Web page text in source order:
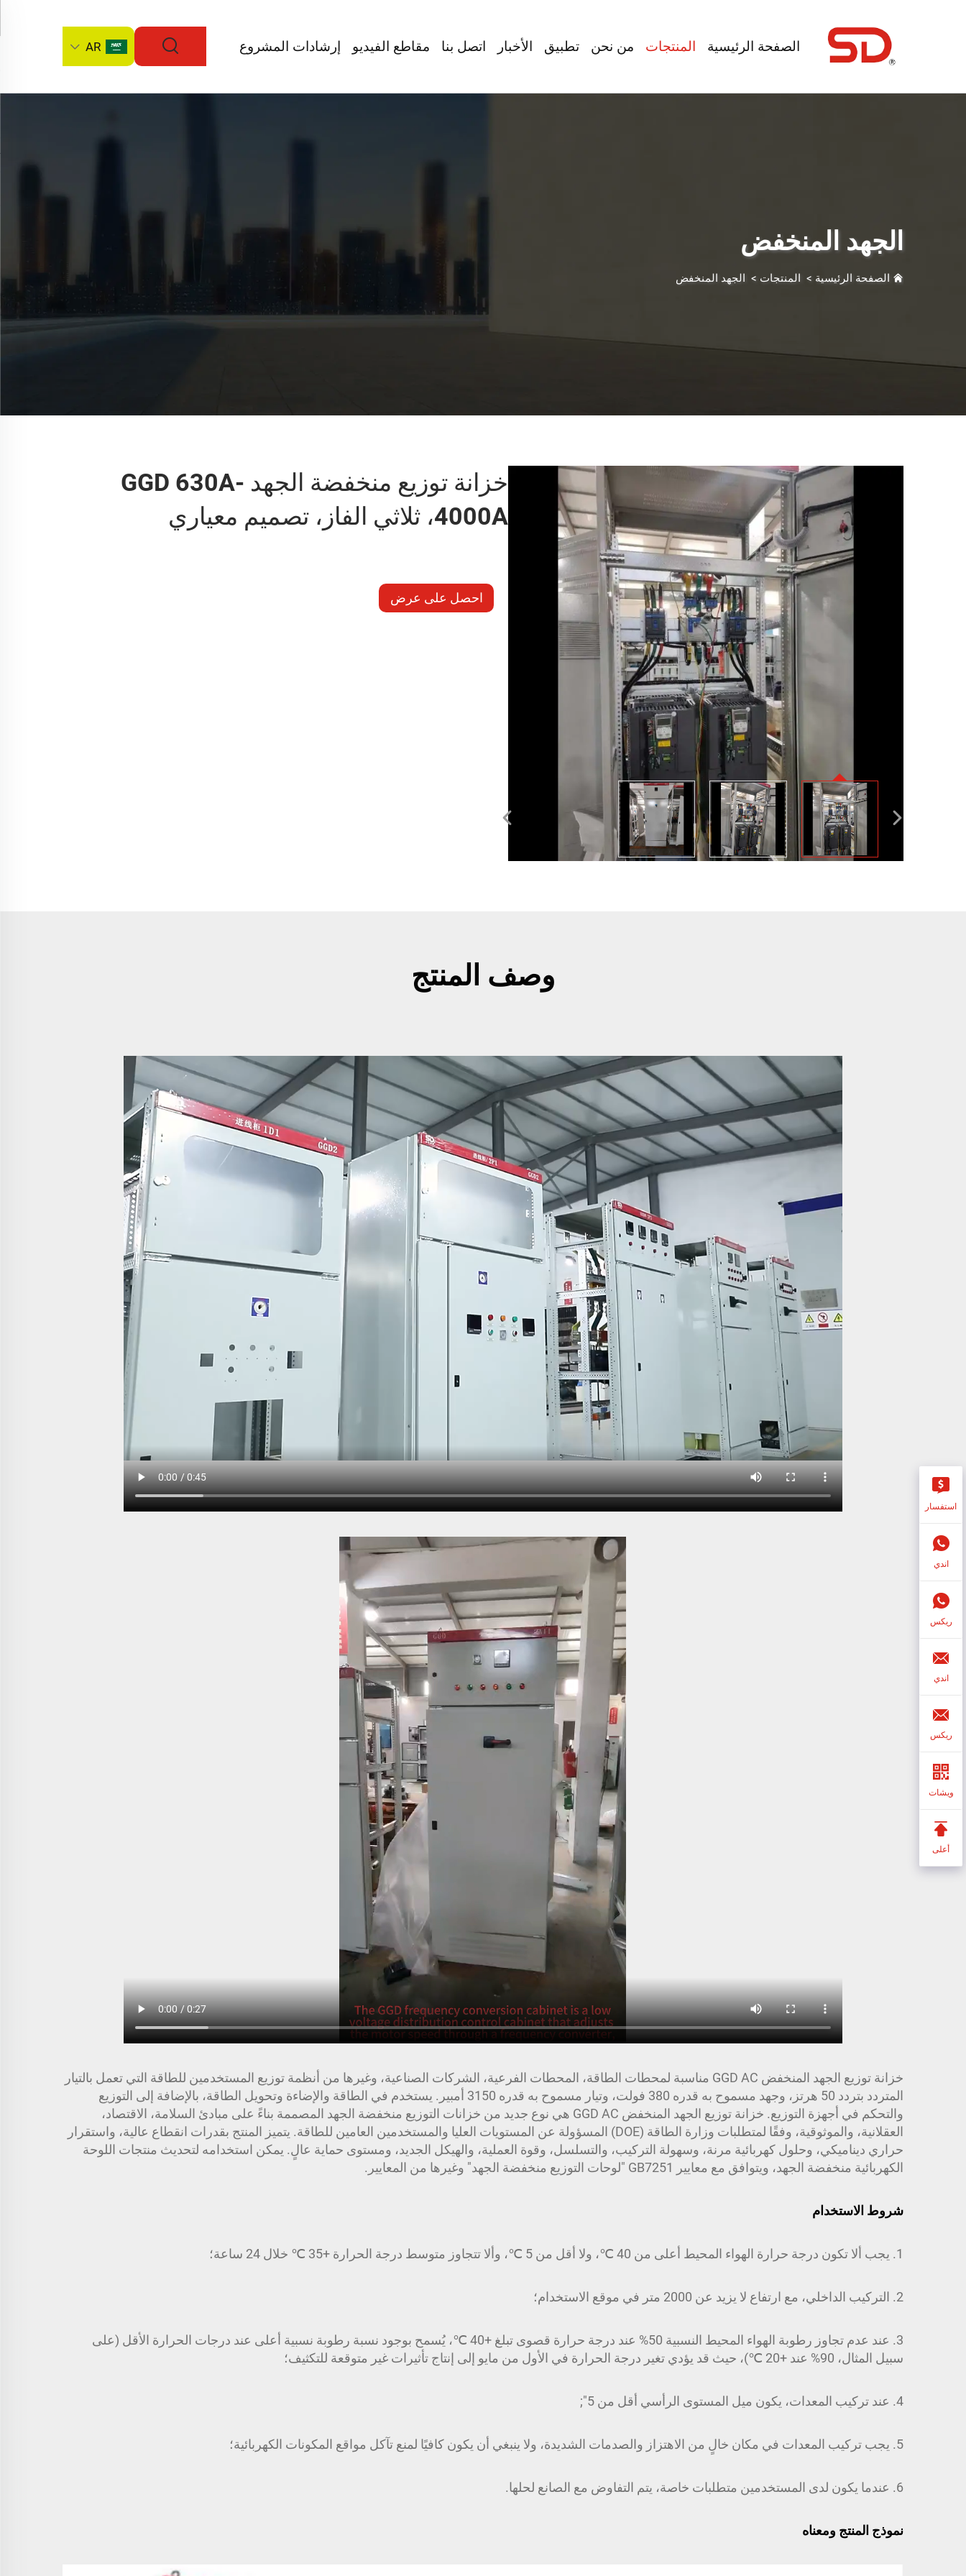
الصفحة الرئيسية المنتجات من نحن تطبيق الأخبار اتصل بنا مقاطع الفيديو إرشادات المشروع AR
الجهد المنخفض
الصفحة الرئيسية > المنتجات > الجهد المنخفض
خزانة توزيع منخفضة الجهد GGD 630A-
4000A، ثلاثي الفاز، تصميم معياري
احصل على عرض
وصف المنتج
خزانة توزيع الجهد المنخفض GGD AC مناسبة لمحطات الطاقة، المحطات الفرعية، الشركات الصناعية، وغيرها من أنظمة توزيع المستخدمين للطاقة التي تعمل بالتيار
المتردد بتردد 50 هرتز، وجهد مسموح به قدره 380 فولت، وتيار مسموح به قدره 3150 أمبير. يستخدم في الطاقة والإضاءة وتحويل الطاقة، بالإضافة إلى التوزيع
والتحكم في أجهزة التوزيع. خزانة توزيع الجهد المنخفض GGD AC هي نوع جديد من خزانات التوزيع منخفضة الجهد المصممة بناءً على مبادئ السلامة، الاقتصاد،
العقلانية، والموثوقية، وفقًا لمتطلبات وزارة الطاقة (DOE) المسؤولة عن المستويات العليا والمستخدمين العامين للطاقة. يتميز المنتج بقدرات انقطاع عالية، واستقرار
حراري ديناميكي، وحلول كهربائية مرنة، وسهولة التركيب، والتسلسل، وقوة العملية، والهيكل الجديد، ومستوى حماية عالٍ. يمكن استخدامه لتحديث منتجات اللوحة
الكهربائية منخفضة الجهد، ويتوافق مع معايير GB7251 "لوحات التوزيع منخفضة الجهد" وغيرها من المعايير.
شروط الاستخدام
1. يجب ألا تكون درجة حرارة الهواء المحيط أعلى من 40 ℃، ولا أقل من 5 ℃، وألا تتجاوز متوسط درجة الحرارة +35 ℃ خلال 24 ساعة؛
2. التركيب الداخلي، مع ارتفاع لا يزيد عن 2000 متر في موقع الاستخدام؛
3. عند عدم تجاوز رطوبة الهواء المحيط النسبية 50% عند درجة حرارة قصوى تبلغ +40 ℃، يُسمح بوجود نسبة رطوبة نسبية أعلى عند درجات الحرارة الأقل (على
سبيل المثال، 90% عند +20 ℃)، حيث قد يؤدي تغير درجة الحرارة في الأول من مايو إلى إنتاج تأثيرات غير متوقعة للتكثيف؛
4. عند تركيب المعدات، يكون ميل المستوى الرأسي أقل من 5";
5. يجب تركيب المعدات في مكان خالٍ من الاهتزاز والصدمات الشديدة، ولا ينبغي أن يكون كافيًا لمنع تآكل مواقع المكونات الكهربائية؛
6. عندما يكون لدى المستخدمين متطلبات خاصة، يتم التفاوض مع الصانع لحلها.
نموذج المنتج ومعناه
استفسار
اندي
ريكس
اندي
ريكس
ويشات
أعلى